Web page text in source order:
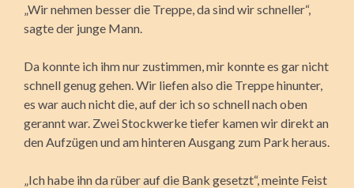
„Wir nehmen besser die Treppe, da sind wir schneller“,
sagte der junge Mann.
Da konnte ich ihm nur zustimmen, mir konnte es gar nicht
schnell genug gehen. Wir liefen also die Treppe hinunter,
es war auch nicht die, auf der ich so schnell nach oben
gerannt war. Zwei Stockwerke tiefer kamen wir direkt an
den Aufzügen und am hinteren Ausgang zum Park heraus.
„Ich habe ihn da rüber auf die Bank gesetzt“, meinte Feist